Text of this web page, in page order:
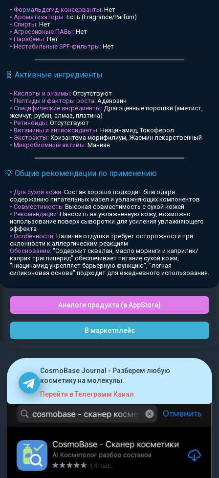
• Формальдегид-консерванты: Нет
• Ароматизаторы: Есть (Fragrance/Parfum)
• Спирты: Нет
• Агрессивные ПАВы: Нет
• Парабены: Нет
• Нестабильные SPF-фильтры: Нет
🧬 Активные ингредиенты
• Кислоты и энзимы: Отсутствуют
• Пептиды и факторы роста: Аденозин
• Специфические ингредиенты: Драгоценные порошки (аметист,
жемчуг, рубин, алмаз, платина)
• Ретиноиды: Отсутствуют
• Витамины и антиоксиданты: Ниацинамид, Токоферол
• Экстракты: Хризантема морифилиум, Жасмин лекарственный
• Микробиомные активы: Маннан
💡 Общие рекомендации по применению
• Для сухой кожи: Состав хорошо подходит благодаря
содержанию питательных масел и увлажняющих компонентов
• Совместимость: Высокая совместимость с сухой кожей
• Рекомендации: Наносить на увлажненную кожу, возможно
использование поверх сыворотки для усиления увлажняющего
эффекта
• Особенности: Наличие отдушки требует осторожности при
склонности к аллергическим реакциям
Обоснование: "Содержит сквалан, масло моринги и каприлик/
каприк триглицерид" обеспечивает питание сухой кожи,
"ниацинамид укрепляет барьерную функцию", "легкая
силиконовая основа" подходит для ежедневного использования.
Аналоги продукта (в AppStore)
В маркетплейс
CosmoBase Journal - Разберем любую
косметику на молекулы.
Перейти в Телеграмм Канал